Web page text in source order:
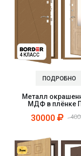
4 КЛАСС
ПОДРОБНО
Металл
МДФ в плёнке
30000